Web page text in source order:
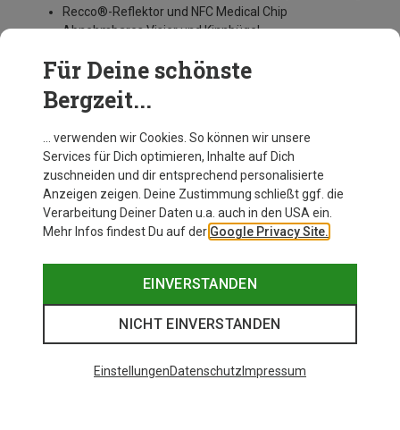
Recco®-Reflektor und NFC Medical Chip
Abnehmbares Visier und Kinnbügel
Beim Kauf eines Mips Helms solltest Du auf die
richtige Passform und die passenden Features für
Deine Sportart achten. So kannst Du Dein nächstes
Abenteuer sicher und komfortabel genießen!
Für Deine schönste
Bergzeit...
… verwenden wir Cookies. So können wir unsere
Services für Dich optimieren, Inhalte auf Dich
zuschneiden und dir entsprechend personalisierte
Anzeigen zeigen. Deine Zustimmung schließt ggf. die
Verarbeitung Deiner Daten u.a. auch in den USA ein.
Mehr Infos findest Du auf der Google Privacy Site.
EINVERSTANDEN
NICHT EINVERSTANDEN
EinstellungenDatenschutz Impressum